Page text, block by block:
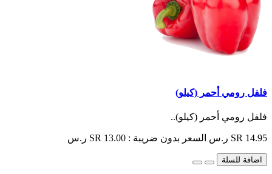
فلفل رومي أحمر (كيلو)
فلفل رومي أحمر (كيلو)..
SR 14.95 ر.س السعر بدون ضريبة : SR 13.00 ر.س
اضافة للسلة